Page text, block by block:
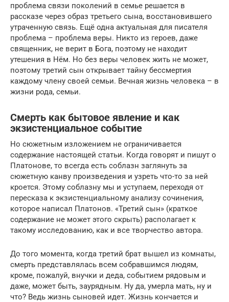
проблема связи поколений в семье решается в
рассказе через образ третьего сына, восстановившего
утраченную связь. Ещё одна актуальная для писателя
проблема – проблема веры. Никто из героев, даже
священник, не верит в Бога, поэтому не находит
утешения в Нём. Но без веры человек жить не может,
поэтому третий сын открывает тайну бессмертия
каждому члену своей семьи. Вечная жизнь человека – в
жизни рода, семьи.
Смерть как бытовое явление и как
экзистенциальное событие
Но сюжетным изложением не ограничивается
содержание настоящей статьи. Когда говорят и пишут о
Платонове, то всегда есть соблазн заглянуть за
сюжетную канву произведения и узреть что-то за ней
кроется. Этому соблазну мы и уступаем, переходя от
пересказа к экзистенциальному анализу сочинения,
которое написал Платонов. «Третий сын» (краткое
содержание не может этого скрыть) располагает к
такому исследованию, как и все творчество автора.
До того момента, когда третий брат вышел из комнаты,
смерть представлялась всем собравшимся людям,
кроме, пожалуй, внучки и деда, событием рядовым и
даже, может быть, заурядным. Ну да, умерла мать, ну и
что? Ведь жизнь сыновей идет. Жизнь кончается и